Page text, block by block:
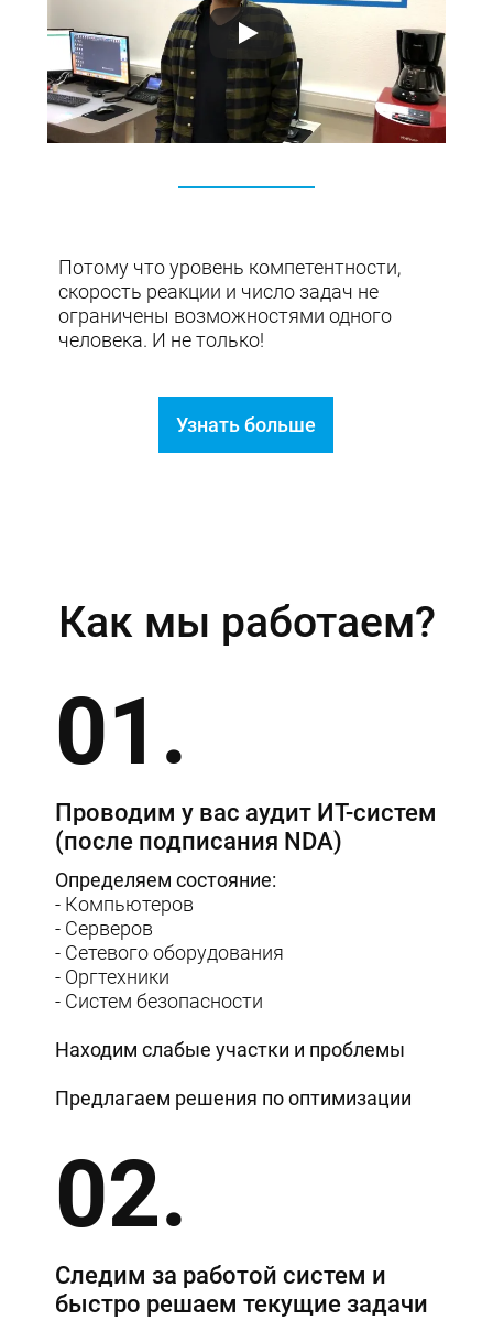
Потому что уровень компетентности,
скорость реакции и число задач не
ограничены возможностями одного
человека. И не только!
Узнать больше
Как мы работаем?
01.
Проводим у вас аудит ИТ-систем
(после подписания NDA)
Определяем состояние:
- Компьютеров
- Серверов
- Сетевого оборудования
- Оргтехники
- Систем безопасности
Находим слабые участки и проблемы
Предлагаем решения по оптимизации
02.
Следим за работой систем и
быстро решаем текущие задачи